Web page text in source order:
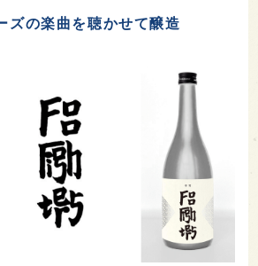
ズの楽曲を聴かせて醸造